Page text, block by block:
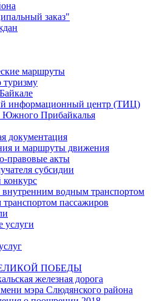
заказ"
маршруты
информационный центр (ТИЦ)
Прибайкалья
документация
и маршруты движения
правовые акты
субсидии
внутренним водным транспортом
пассажиров
услуги
ПОБЕДЫ
железная дорога
мэра Слюдянского района